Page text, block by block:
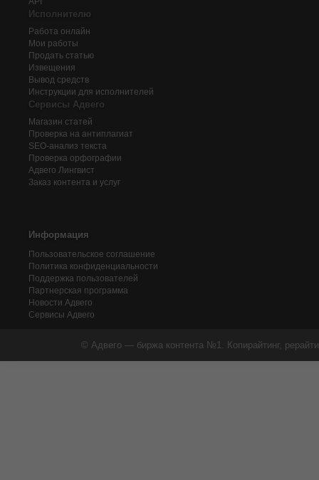
Исполнителю
Работа онлайн
Мои работы
Продать статью
Извещения
Вывод средств
Инструкции для исполнителей
Сервисы Адвего
Магазин статей
Проверка на антиплагиат
SEO-анализ текста
Проверка орфографии
Адвего Лингвист
Заказ контента и услуг
Информация
Пользовательское соглашение
Политика конфиденциальности
Поддержка пользователей
Партнерская программа
Новости Адвего
Сервисы Адвего
© Адвего — биржа контента №1. Копирайтинг,